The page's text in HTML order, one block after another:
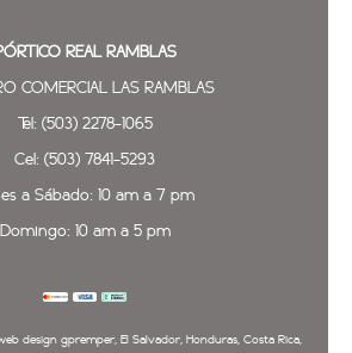
REAL RAMBLAS
COMERCIAL LAS RAMBLAS
Tel: (503) 2278-1065
Cel: (503) 7841-5293
a Sábado: 10 am a 7 pm
Domingo: 10 am a 5 pm
design gpremper, El Salvador, Honduras, Costa Rica,